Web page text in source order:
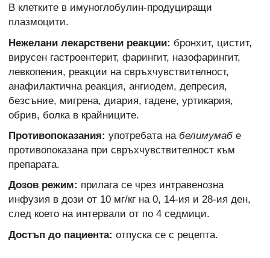
В клетките в имуноглобулин-продуциращи
плазмоцити.
Нежелани лекарствени реакции: бронхит, цистит,
вирусен гастроентерит, фарингит, назофарингит,
левкопения, реакции на свръхчувствителност,
анафилактична реакция, ангиодем, депресия,
безсъние, мигрена, диария, гадене, уртикария,
обрив, болка в крайниците.
Противопоказания: употребата на белимумаб е
противопоказана при свръхчувствителност към
препарата.
Дозов режим: прилага се чрез интравенозна
инфузия в дози от 10 мг/кг на 0, 14-ия и 28-ия ден,
след което на интервали от по 4 седмици.
Достъп до пациента: отпуска се с рецепта.